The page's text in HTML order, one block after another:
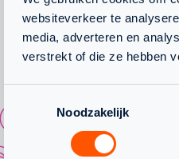
websiteverkeer te
media, adverteren en
verstrekt of die ze hebben
Noodzakelijk
OOK
JEUGD